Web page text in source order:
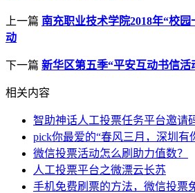
上一篇 南充职业技术学院2018年“校
动
下一篇 新华区第五季“平安互动书信活
相关内容
智助神话人工投票任务平台邀请
pick你最爱的“春风三月，深圳有
微信投票活动怎么刷助力值数？
人工投票平台之微漂云长苏
手机免费刷票的方法，微信投票